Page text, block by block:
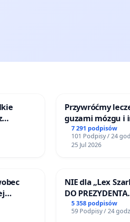
Przywróćmy
guzami mózgu i
litymi do
Centrum
Katowicach
7 291 podpisów
101 Podpisy / 24
25 Jul 2026
Bielsku-
NIE dla „Lex
DO PREZYDENTA
5 358 podpisów
59 Podpisy / 24